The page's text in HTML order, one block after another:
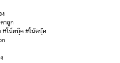
าถูก
#โน็ตบุ๊ค #โน้ตบุ้ค